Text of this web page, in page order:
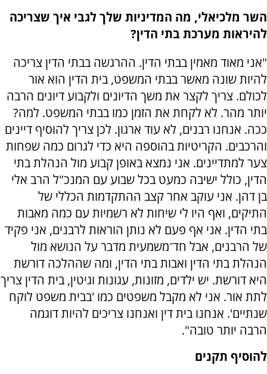
השר מלכיאלי, מה המדיניות שלך לגבי איך שצריכה
להיראות מערכת בתי הדין?
"אני מאוד מאמין בבתי הדין. ההרגשה בבתי הדין צריכה
להיות שונה מאשר בבתי המשפט, בית הדין הוא אור
לכולם. צריך לקצר את משך הדיונים ולקבוע דיונים הרבה
יותר מהר. לא לקחת את הזמן כמו בבתי המשפט. למה?
ככה. אנחנו רבנים, לא עוד ארגון. לכן צריך להוסיף דיינים
והרכבים. הקריטיות בהוספה היא כדי לגרום כמה שפחות
צער למתדיינים. אני נמצא באופן קבוע מול הנהלת בתי
הדין, כולל ישיבה כמעט בכל שבוע עם המנכ"ל הרב אלי
בן דהן. אני עוקב אחר קצב ההתקדמות הכללי של
התיקים, ואף היו לי שיחות לא רשמיות עם כמה מאבות
בתי הדין. אני אף פעם לא נותן הוראות לרבנים, אני פקיד
של הרבנים, אבל חד־משמעית מדבר על הנושא מול
הנהלת בתי הדין ואבות בתי הדין, ומה שההלכה דורשת
היא דורשת. יש ילדים, מזונות, עגונות וגיטין, בית הדין צריך
לתת אור. אני לא מקבל משפטים כמו 'בבית משפט לוקח
שנתיים'. אנחנו בית דין ואנחנו צריכים להיות דוגמה
הרבה יותר טובה".
להוסיף תקנים